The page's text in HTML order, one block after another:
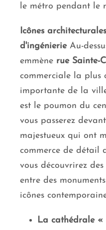
le métro pendant le
Icônes
d'ingénierieAu-
emmène rue Sainte-
commerciale la plus
importante de la
est le poumon du
vous passerez
majestueux qui ont
commerce de détail
vous découvrirez
entre des
icônes
La cathédrale